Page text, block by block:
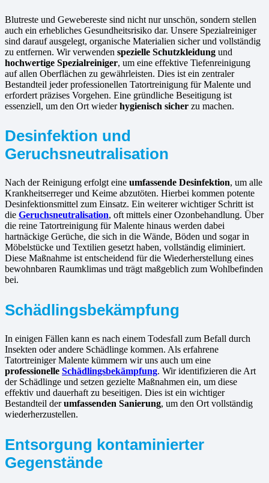
Blutreste und Gewebereste sind nicht nur unschön, sondern stellen
auch ein erhebliches Gesundheitsrisiko dar. Unsere Spezialreiniger
sind darauf ausgelegt, organische Materialien sicher und vollständig
zu entfernen. Wir verwenden spezielle Schutzkleidung und
hochwertige Spezialreiniger, um eine effektive Tiefenreinigung
auf allen Oberflächen zu gewährleisten. Dies ist ein zentraler
Bestandteil jeder professionellen Tatortreinigung für Malente und
erfordert präzises Vorgehen. Eine gründliche Beseitigung ist
essenziell, um den Ort wiederhygienisch sicher zu machen.
Desinfektion und
Geruchsneutralisation
Nach der Reinigung erfolgt eine umfassende Desinfektion, um alle
Krankheitserreger und Keime abzutöten. Hierbei kommen potente
Desinfektionsmittel zum Einsatz. Ein weiterer wichtiger Schritt ist
die Geruchsneutralisation, oft mittels einer Ozonbehandlung. Über
die reine Tatortreinigung für Malente hinaus werden dabei
hartnäckige Gerüche, die sich in die Wände, Böden und sogar in
Möbelstücke und Textilien gesetzt haben, vollständig eliminiert.
Diese Maßnahme ist entscheidend für die Wiederherstellung eines
bewohnbaren Raumklimas und trägt maßgeblich zum Wohlbefinden
bei.
Schädlingsbekämpfung
In einigen Fällen kann es nach einem Todesfall zum Befall durch
Insekten oder andere Schädlinge kommen. Als erfahrene
Tatortreiniger Malente kümmern wir uns auch um eine
professionelle Schädlingsbekämpfung. Wir identifizieren die Art
der Schädlinge und setzen gezielte Maßnahmen ein, um diese
effektiv und dauerhaft zu beseitigen. Dies ist ein wichtiger
Bestandteil derumfassenden Sanierung, um den Ort vollständig
wiederherzustellen.
Entsorgung kontaminierter
Gegenstände